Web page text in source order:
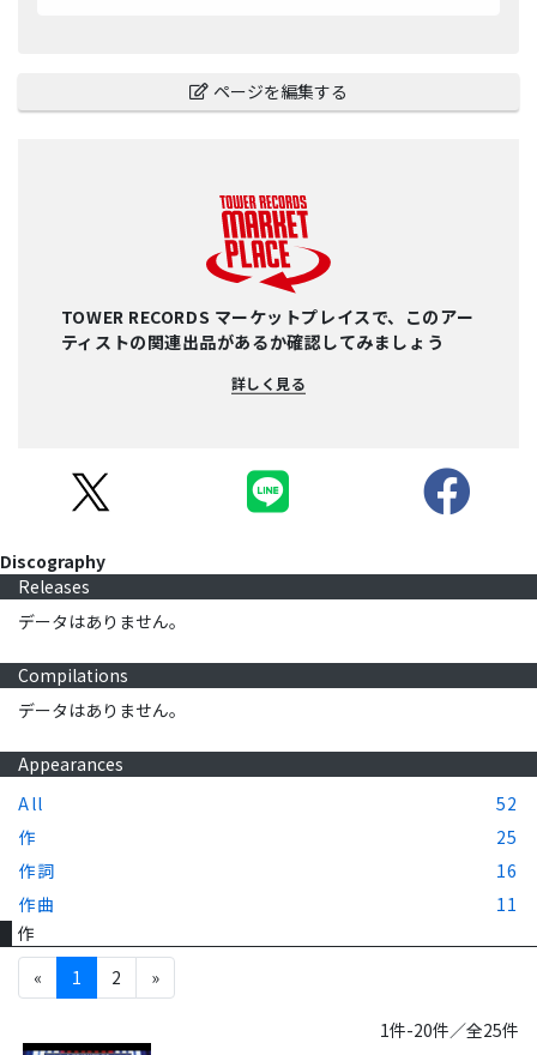
ページを編集する
TOWER RECORDS マーケットプレイスで、このアー
ティストの関連出品があるか確認してみましょう
詳しく見る
Discography
Releases
データはありません。
Compilations
データはありません。
Appearances
All
52
作
25
作詞
16
作曲
11
作
«
1 2 »
1件-20件／全25件